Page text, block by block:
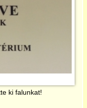
ki falunkat!